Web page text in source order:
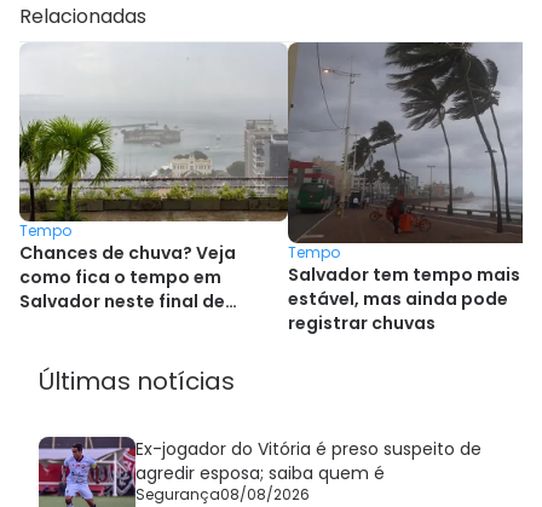
Relacionadas
Tempo
Chances de chuva? Veja
como fica o tempo em
Salvador neste final de
Tempo
Salvador tem tempo mais
estável, mas ainda pode
registrar chuvas
Últimas notícias
Ex-jogador do Vitória é preso suspeito de
agredir esposa; saiba quem é
Segurança08/08/2026